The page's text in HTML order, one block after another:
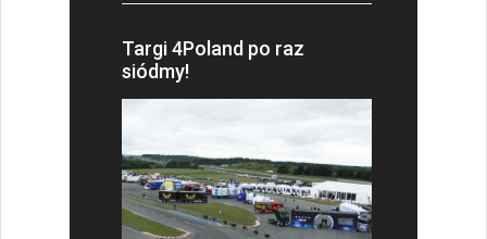
Targi 4Poland po raz
siódmy!